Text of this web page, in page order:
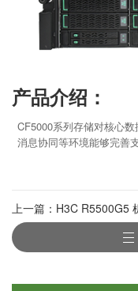
产品介绍：
CF5000系列存储对核心数
消息协同等环境能够完善
上一篇：H3C R5500G5